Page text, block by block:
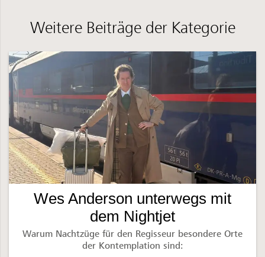
Weitere Beiträge der Kategorie
Wes Anderson unterwegs mit
dem Nightjet
Warum Nachtzüge für den Regisseur besondere Orte
der Kontemplation sind: